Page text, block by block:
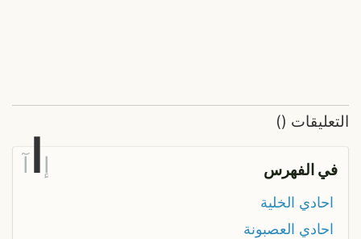
التعليقات (
)
في الفهرس إ ا آ
احادي الخلية
احادي العصبونة